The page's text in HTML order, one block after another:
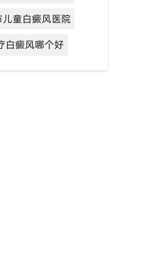
童白癜风医院
白癜风哪个好